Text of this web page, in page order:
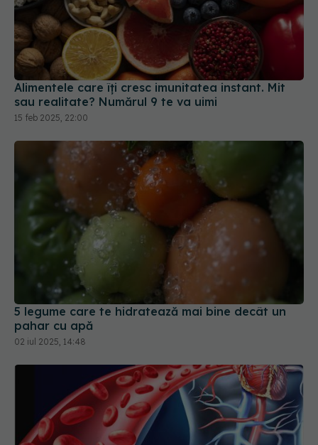
Alimentele care îți cresc imunitatea instant. Mit
sau realitate? Numărul 9 te va uimi
15 feb 2025, 22:00
5 legume care te hidratează mai bine decât un
pahar cu apă
02 iul 2025, 14:48